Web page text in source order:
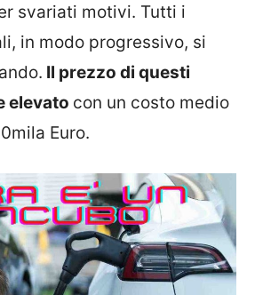
svariati motivi. Tutti i
in modo progressivo, si
Il prezzo di questi
elevato con un costo medio
Euro.